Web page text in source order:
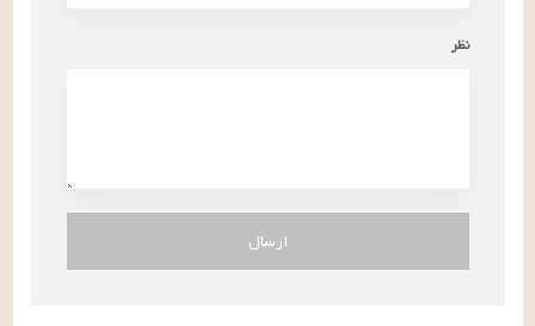
نظر
ارسال